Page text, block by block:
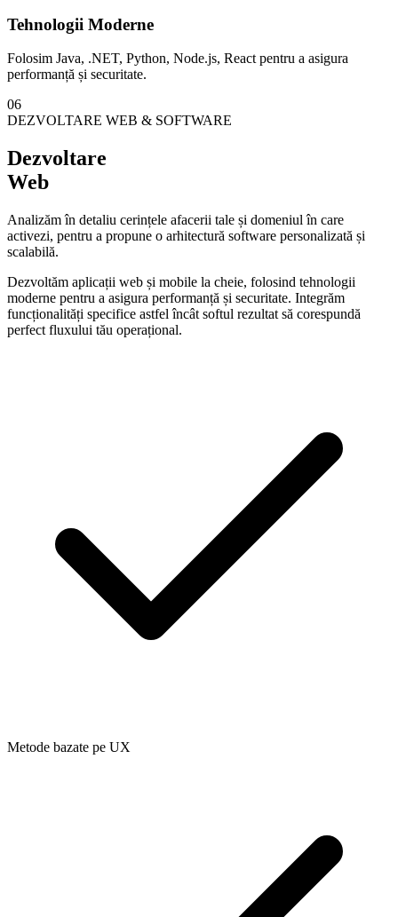
Tehnologii Moderne
Folosim Java, .NET, Python, Node.js, React pentru a asigura
performanță și securitate.
06
DEZVOLTARE WEB & SOFTWARE
Dezvoltare
Web
Analizăm în detaliu cerințele afacerii tale și domeniul în care
activezi, pentru a propune o arhitectură software personalizată și
scalabilă.
Dezvoltăm aplicații web și mobile la cheie, folosind tehnologii
moderne pentru a asigura performanță și securitate. Integrăm
funcționalități specifice astfel încât softul rezultat să corespundă
perfect fluxului tău operațional.
Metode bazate pe UX